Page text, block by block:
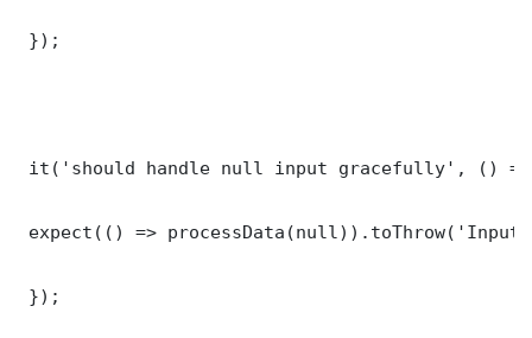
});
it('should handle null input gracefully', ()
expect(() =>
});